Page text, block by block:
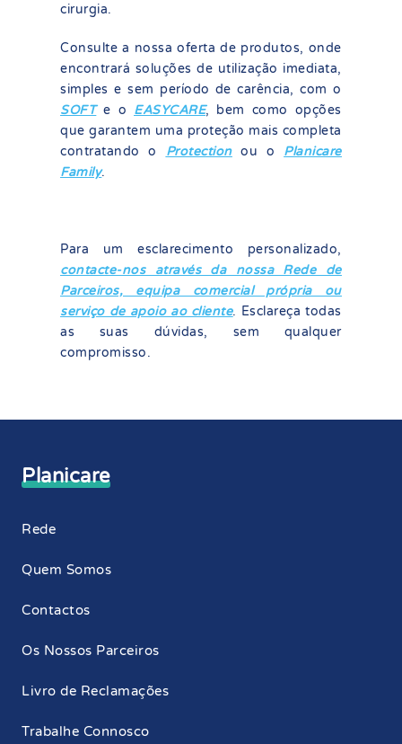
cirurgia.
Consulte a nossa oferta de produtos, onde
encontrará soluções de utilização imediata,
simples e sem período de carência, com o
SOFTe o EASYCARE, bem como opções
que garantem uma proteção mais completa
contratando o Protectionou o Planicare
Family.
Para um esclarecimento personalizado,
contacte-nos através da nossa Rede de
Parceiros, equipa comercial própria ou
serviço de apoio ao cliente. Esclareça todas
as suas dúvidas, sem qualquer
compromisso.
Planicare
Rede
Quem Somos
Contactos
Os Nossos Parceiros
Livro de Reclamações
Trabalhe Connosco